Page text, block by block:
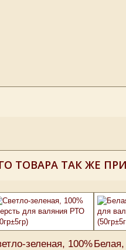
ТОВАРА ТАК ЖЕ
зеленая, 100%